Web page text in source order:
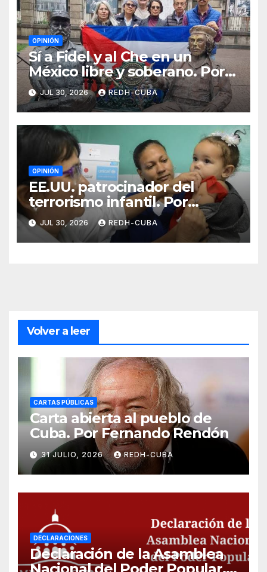
OPINIÓN
Sí a Fidel y al Che en un
México libre y soberano. Por
Luis Manuel Arce Issac
JUL 30, 2026 REDH-CUBA
OPINIÓN
EE.UU. patrocinador del
terrorismo infantil. Por
Ramón Pedregal Casanova
JUL 30, 2026 REDH-CUBA
Volver a leer
CARTAS PÚBLICAS
Carta abierta al pueblo de
Cuba. Por Fernando Rendón
31 JULIO, 2026 REDH-CUBA
DECLARACIONES
Declaración de la Asamblea